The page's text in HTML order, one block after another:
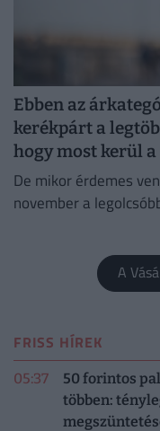
Ebben az
kerékpárt a
hogy most kerül
De mikor érdemes
november a
A
FRISS HÍREK
05:37
50 forintos
többen: